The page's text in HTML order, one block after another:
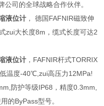
司的全球战略合作伙伴。
液位计 ， 德国FAFNIR磁致伸
zui大长度8m，缆式长度可达2
液位计 ，FAFNIR杆式TORRIX
温度-40℃,zui高压力12MPa!
防护等级IP68，精度0.3mm,
的ByPass型号。